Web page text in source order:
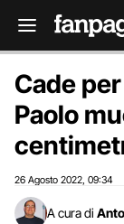
Cade
Paolo
26 Agosto 2022 09:34
A cura di